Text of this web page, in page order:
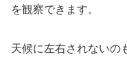
を観察できます。
天候に左右されないの